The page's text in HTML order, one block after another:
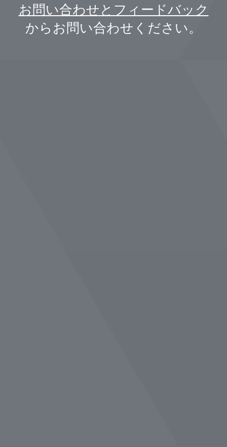
お問い合わせとフィードバック
からお問い合わせください。